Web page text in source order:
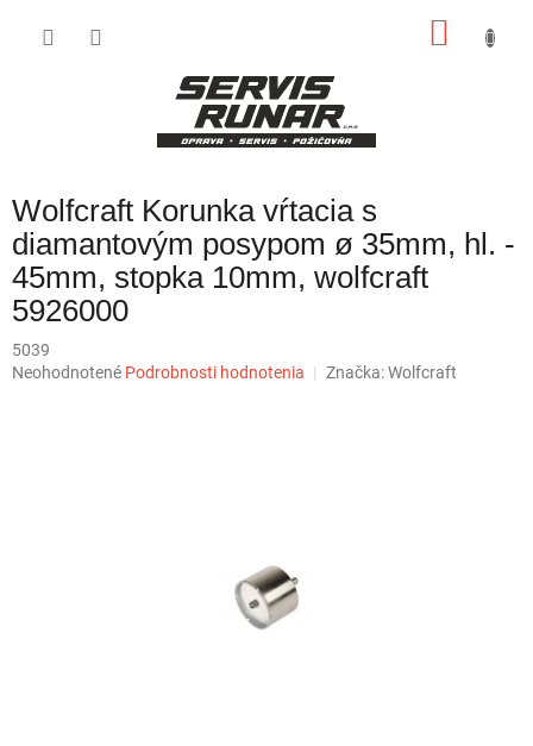
Wolfcraft Korunka vŕtacia s
diamantovým posypom ø 35mm, hl. -
45mm, stopka 10mm, wolfcraft
5926000
5039
Priemerné
Neohodnotené Podrobnosti hodnotenia Značka:Wolfcraft